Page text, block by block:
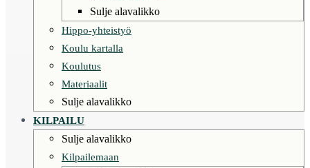
Sulje alavalikko
Hippo-yhteistyö
Koulu kartalla
Koulutus
Materiaalit
Sulje alavalikko
KILPAILU
Sulje alavalikko
Kilpailemaan